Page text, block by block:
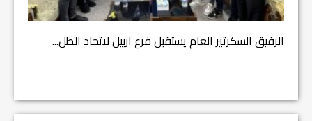
الرفيق السكرتير العام يستقبل فرع اربيل لاتحاد الطل...